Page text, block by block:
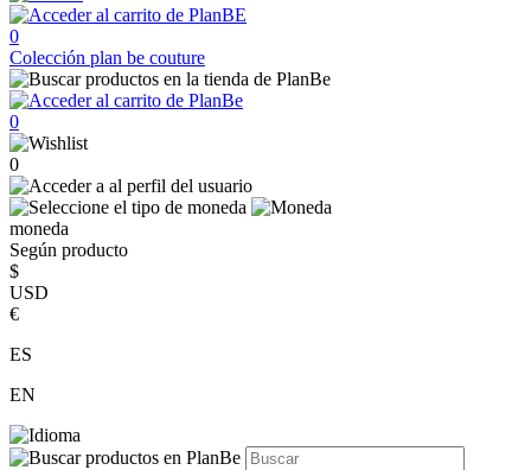
0
Colección plan be couture
0
0
moneda
Según producto
$
USD
€
ES
EN